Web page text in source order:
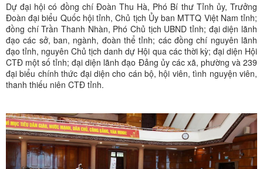
Dự đại hội có đồng chí Đoàn Thu Hà, Phó Bí thư Tỉnh ủy, Trưởng
Đoàn đại biểu Quốc hội tỉnh, Chủ tịch Ủy ban MTTQ Việt Nam tỉnh;
đồng chí Trần Thanh Nhàn, Phó Chủ tịch UBND tỉnh; đại diện lãnh
đạo các sở, ban, ngành, đoàn thể tỉnh; các đồng chí nguyên lãnh
đạo tỉnh, nguyên Chủ tịch danh dự Hội qua các thời kỳ; đại diện Hội
CTĐ một số tỉnh; đại diện lãnh đạo Đảng ủy các xã, phường và 239
đại biểu chính thức đại diện cho cán bộ, hội viên, tình nguyện viên,
thanh thiếu niên CTĐ tỉnh.